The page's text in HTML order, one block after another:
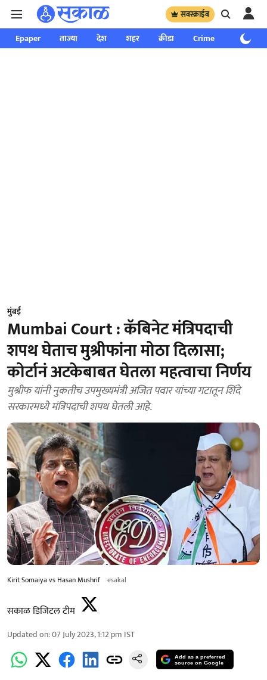
सबस्क्राईब
Epaper ताज्या देश शहर क्रीडा Crime साप्ताहिक
मुंबई
Mumbai Court : कॅबिनेट मंत्रिपदाची
शपथ घेताच मुश्रीफांना मोठा दिलासा;
कोर्टानं अटकेबाबत घेतला महत्वाचा निर्णय
मुश्रीफ यांनी नुकतीच उपमुख्यमंत्री अजित पवार यांच्या गटातून शिंदे
सरकारमध्ये मंत्रिपदाची शपथ घेतली आहे.
Kirit Somaiya vs Hasan Mushrif esakal
सकाळ डिजिटल टीम
Updated on:07 July 2023, 1:12 pm IST
Add as a preferred
source on Google